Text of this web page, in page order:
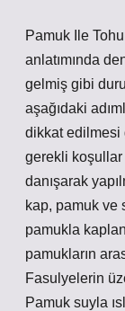
Pamuk Ile
anlatımında
gelmiş gibi
aşağıdaki
dikkat edilmesi
gerekli koşullar
danışarak
kap, pamuk ve
pamukla
pamukların
Fasulyelerin
Pamuk suyla